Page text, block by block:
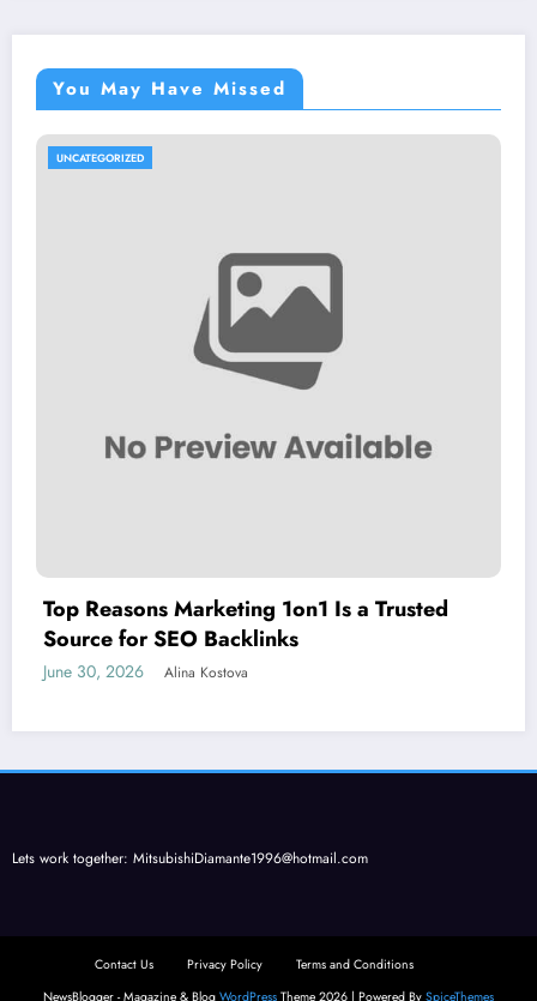
You May Have Missed
UNCATEGORIZED
Top Reasons Marketing 1on1 Is a Trusted
Source for SEO Backlinks
June 30, 2026 Alina Kostova
Lets work together: MitsubishiDiamante1996@hotmail.com
Contact Us Privacy Policy
Terms and Conditions
NewsBlogger - Magazine & Blog WordPress Theme 2026 | Powered By SpiceThemes